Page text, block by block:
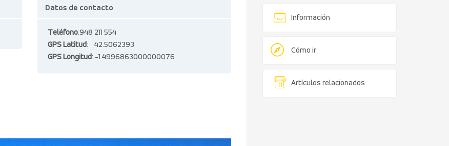
Información
Cómo ir
Artículos relacionados
Datos de contacto
Teléfono:948 211 554
GPS Latitud: 42.5062393
GPS Longitud: -1.4996863000000076